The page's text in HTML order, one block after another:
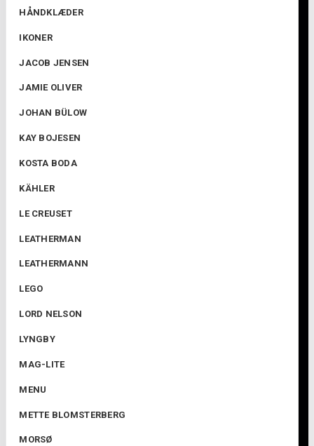
HÅNDKLÆDER
IKONER
JACOB JENSEN
JAMIE OLIVER
JOHAN BÜLOW
KAY BOJESEN
KOSTA BODA
KÄHLER
LE CREUSET
LEATHERMAN
LEATHERMANN
LEGO
LORD NELSON
LYNGBY
MAG-LITE
MENU
METTE BLOMSTERBERG
MORSØ